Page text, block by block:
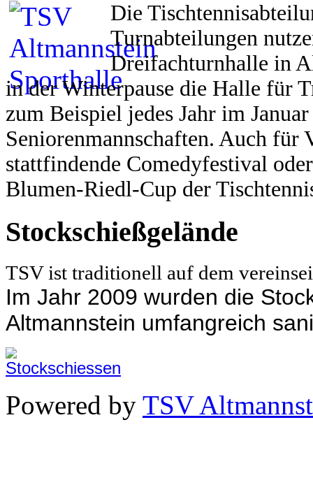
Die
Turnabteilungen
Dreifachturnhalle in
in der Winterpause die Halle für
zum Beispiel jedes Jahr im
Seniorenmannschaften. Auch für
stattfindende Comedyfestival
Blumen-Riedl-Cup der
Stockschießgelände
TSV ist traditionell auf dem
Im Jahr 2009 wurden die
Altmannstein umfangreich
Powered by TSV